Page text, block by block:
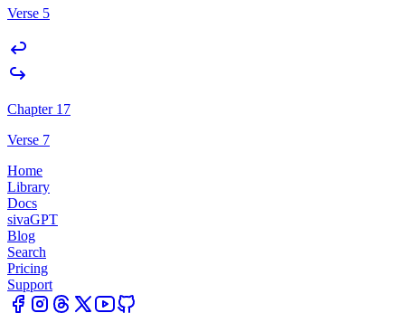
Verse 5
Chapter 17
Verse 7
Home
Library
Docs
sivaGPT
Blog
Search
Pricing
Support